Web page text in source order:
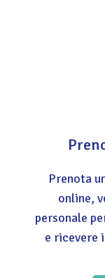
Prenota
online,
personale
e ricevere